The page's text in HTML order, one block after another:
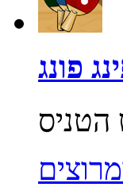
פונג